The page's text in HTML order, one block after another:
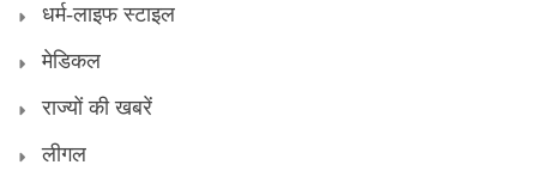
धर्म-लाइफ स्टाइल
मेडिकल
राज्यों की खबरें
लीगल